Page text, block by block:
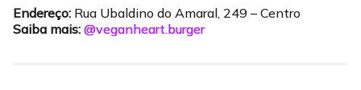
Endereço: Rua Ubaldino do Amaral, 249 – Centro
Saiba mais: @veganheart.burger